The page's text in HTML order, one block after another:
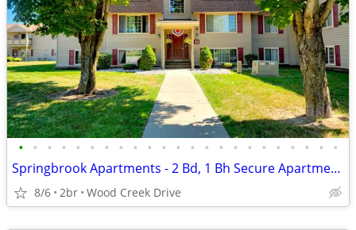
• • • • • • • • • • • • • • • • • • • • • • •
Springbrook Apartments - 2 Bd, 1 Bh Secure Apartments Now Leasing!
8/6 2br Wood Creek Drive